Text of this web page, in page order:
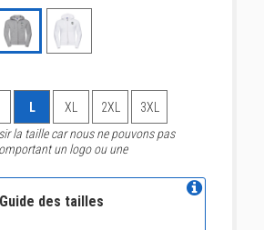
L XL 2XL
3XL
la taille car nous ne pouvons pas
un logo ou une
Guide des tailles